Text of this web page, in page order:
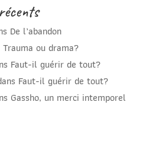
De l’abandon
Trauma ou drama?
Faut-il guérir de tout?
Faut-il guérir de tout?
Gassho, un merci intemporel